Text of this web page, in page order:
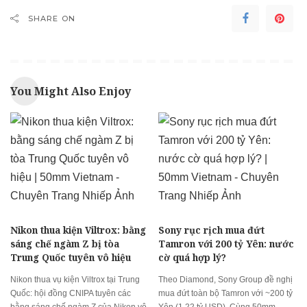
SHARE ON
You Might Also Enjoy
Nikon thua kiện Viltrox: bằng
sáng chế ngàm Z bị tòa
Trung Quốc tuyên vô hiệu
Nikon thua vụ kiện Viltrox tại Trung
Quốc: hội đồng CNIPA tuyên các
Sony rục rịch mua đứt
Tamron với 200 tỷ Yên: nước
cờ quá hợp lý?
Theo Diamond, Sony Group đề nghị
mua đứt toàn bộ Tamron với ~200 tỷ